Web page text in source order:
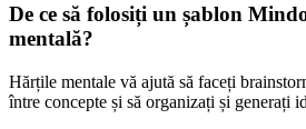
De ce să folosiți un șablon
mentală?
Hărțile mentale vă ajută să faceți
între concepte și să organizați și generați